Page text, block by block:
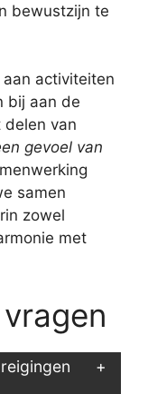
bewustzijn te
activiteiten
bij aan de
delen van
gevoel van
samen
zowel
met